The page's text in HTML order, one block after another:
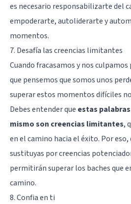
es necesario responsabilizarte del
empoderarte, autoliderarte y
momentos.
7. Desafía las creencias limitantes
Cuando fracasamos y nos
que pensemos que somos unos
superar estos momentos difíciles
Debes entender que estas
mismo son creencias limitantes,
en el camino hacia el éxito. Por eso,
sustituyas por creencias
permitirán superar los baches que
camino.
8. Confia en ti